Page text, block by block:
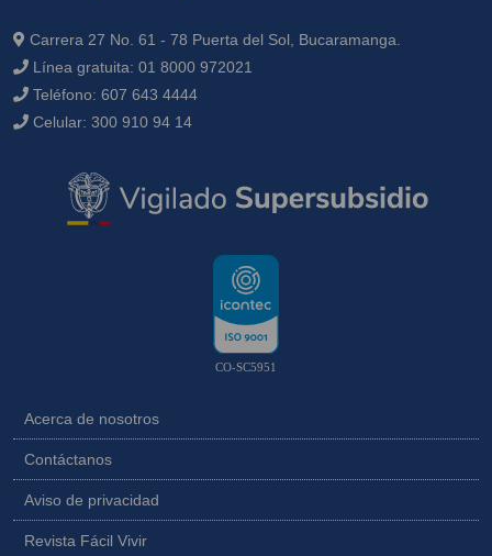
Carrera 27 No. 61 - 78 Puerta del Sol, Bucaramanga.
Línea gratuita: 01 8000 972021
Teléfono: 607 643 4444
Celular: 300 910 94 14
CO-SC5951
Acerca de nosotros
Contáctanos
Aviso de privacidad
Revista Fácil Vivir